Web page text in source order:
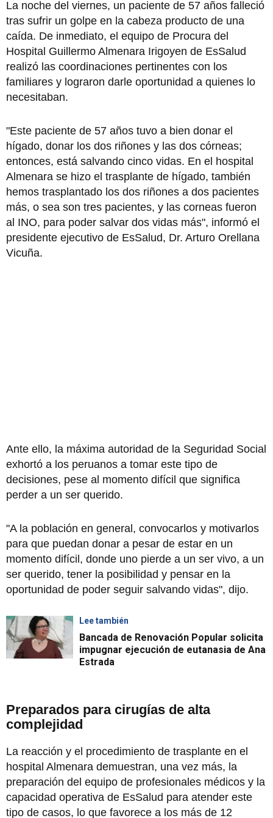
La noche del viernes, un paciente de 57 años falleció
tras sufrir un golpe en la cabeza producto de una
caída. De inmediato, el equipo de Procura del
Hospital Guillermo Almenara Irigoyen de EsSalud
realizó las coordinaciones pertinentes con los
familiares y lograron darle oportunidad a quienes lo
necesitaban.
"Este paciente de 57 años tuvo a bien donar el
hígado, donar los dos riñones y las dos córneas;
entonces, está salvando cinco vidas. En el hospital
Almenara se hizo el trasplante de hígado, también
hemos trasplantado los dos riñones a dos pacientes
más, o sea son tres pacientes, y las corneas fueron
al INO, para poder salvar dos vidas más", informó el
presidente ejecutivo de EsSalud, Dr. Arturo Orellana
Vicuña.
Ante ello, la máxima autoridad de la Seguridad Social
exhortó a los peruanos a tomar este tipo de
decisiones, pese al momento difícil que significa
perder a un ser querido.
"A la población en general, convocarlos y motivarlos
para que puedan donar a pesar de estar en un
momento difícil, donde uno pierde a un ser vivo, a un
ser querido, tener la posibilidad y pensar en la
oportunidad de poder seguir salvando vidas", dijo.
Lee también
Bancada de Renovación Popular solicita
impugnar ejecución de eutanasia de Ana
Estrada
Preparados para cirugías de alta
complejidad
La reacción y el procedimiento de trasplante en el
hospital Almenara demuestran, una vez más, la
preparación del equipo de profesionales médicos y la
capacidad operativa de EsSalud para atender este
tipo de casos, lo que favorece a los más de 12